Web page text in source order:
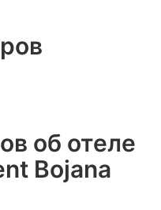
об отеле
Bojana